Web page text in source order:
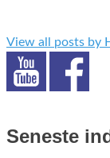
View all posts by
Seneste